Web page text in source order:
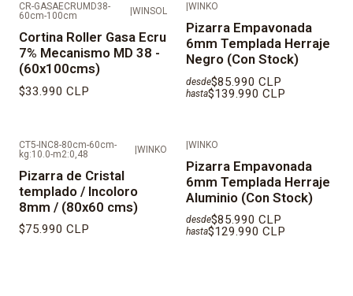
CR-GASAECRUMD38-
60cm-100cm
WINSOL
Cortina Roller Gasa Ecru
7% Mecanismo MD 38 -
(60x100cms)
$33.990 CLP
WINKO
Pizarra Empavonada
6mm Templada Herraje
Negro (Con Stock)
desde$85.990 CLP
hasta$139.990 CLP
CT5-INC8-80cm-60cm-
kg:10.0-m2:0,48
|WINKO
Pizarra de Cristal
templado / Incoloro
8mm / (80x60 cms)
$75.990 CLP
|WINKO
Pizarra Empavonada
6mm Templada Herraje
Aluminio (Con Stock)
desde$85.990 CLP
hasta$129.990 CLP